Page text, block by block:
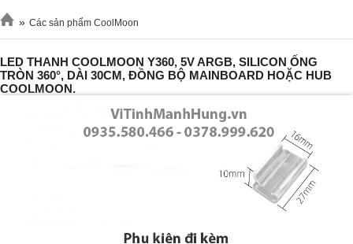
» Các sản phẩm CoolMoon
LED THANH COOLMOON Y360, 5V ARGB, SILICON ỐNG
TRÒN 360°, DÀI 30CM, ĐỒNG BỘ MAINBOARD HOẶC HUB
COOLMOON.